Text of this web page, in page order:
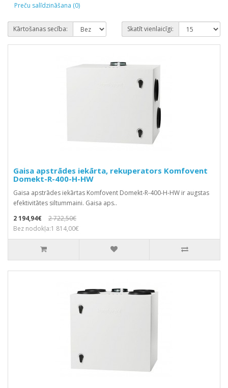
Preču salīdzināšana (0)
Kārtošanas secība: Skatīt vienlaicīgi:
Gaisa apstrādes iekārta, rekuperators Komfovent
Domekt-R-400-H-HW
Gaisa apstrādes iekārtas Komfovent Domekt-R-400-H-HW ir augstas
efektivitātes siltummaini. Gaisa aps..
2 194,94€
2 722,50€
Bez nodokļa:1 814,00€